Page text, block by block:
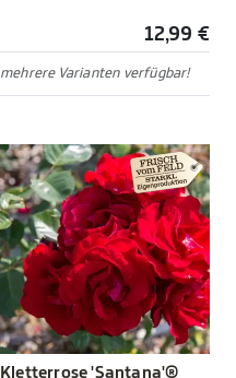
12,99 €
mehrere Varianten verfügbar!
Kletterrose 'Santana'®